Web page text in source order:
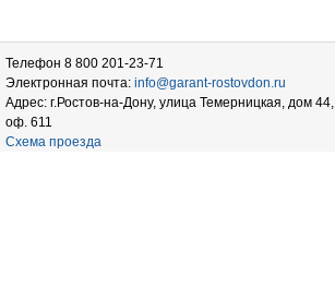
Телефон 8 800 201-23-71
Электронная почта: info@garant-rostovdon.ru
Адрес: г.Ростов-на-Дону, улица Темерницкая, дом 44,
оф. 611
Схема проезда